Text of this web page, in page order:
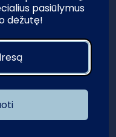
pasiūlymus
dėžutę!